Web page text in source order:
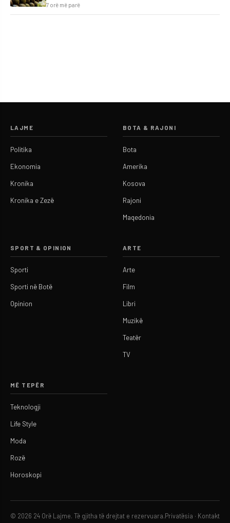
7 orë më parë
LAJME
Politika
Ekonomia
Kronika
Kronika e Zezë
BOTA & RAJONI
Bota
Amerika
Kosova
Rajoni
Maqedonia
SPORT & OPINION
Sporti
Sporti në Botë
Opinion
ARTE
Arte
Film
Libri
Muzikë
Teatër
TV
MË TEPËR
Teknologji
Life Style
Moda
Rozë
Horoskopi
© 2026 24 Orë Lajme. Të gjitha të drejtat e rezervuara. Privatësia · Kontakt